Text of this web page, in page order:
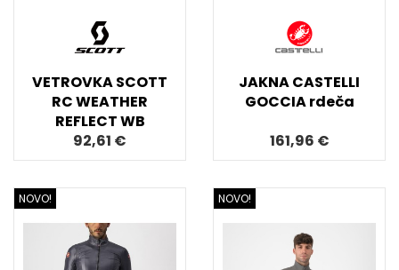
VETROVKA SCOTT
RC WEATHER
REFLECT WB
92,61 €
JAKNA CASTELLI
GOCCIA rdeča
161,96 €
NOVO! NOVO!